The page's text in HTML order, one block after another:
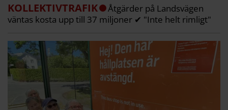
KOLLEKTIVTRAFIK
Åtgärder på Landsvägen
väntas kosta upp till 37 miljoner ✔ "Inte helt rimligt"